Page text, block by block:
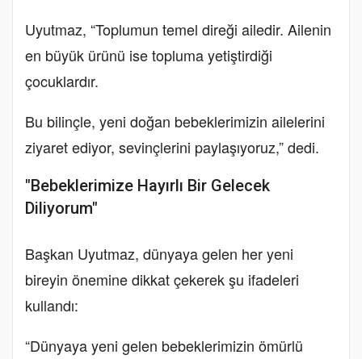
Uyutmaz, “Toplumun temel direği ailedir. Ailenin
en büyük ürünü ise topluma yetiştirdiği
çocuklardır.
Bu bilinçle, yeni doğan bebeklerimizin ailelerini
ziyaret ediyor, sevinçlerini paylaşıyoruz,” dedi.
"Bebeklerimize Hayırlı Bir Gelecek
Diliyorum"
Başkan Uyutmaz, dünyaya gelen her yeni
bireyin önemine dikkat çekerek şu ifadeleri
kullandı:
“Dünyaya yeni gelen bebeklerimizin ömürlü